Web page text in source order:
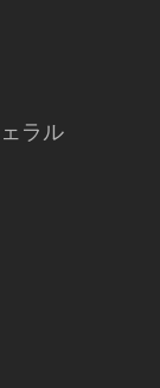
ラル